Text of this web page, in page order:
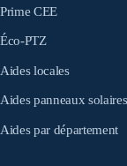
Prime CEE
Éco-PTZ
Aides locales
Aides panneaux solaires
Aides par département